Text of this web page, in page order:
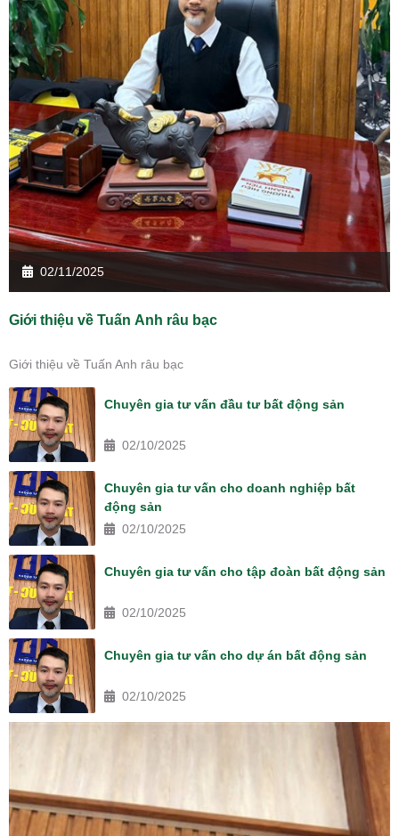
02/11/2025
Giới thiệu về Tuấn Anh râu bạc
Giới thiệu về Tuấn Anh râu bạc
Chuyên gia tư vấn đầu tư bất động sản
02/10/2025
Chuyên gia tư vấn cho doanh nghiệp bất
động sản
02/10/2025
Chuyên gia tư vấn cho tập đoàn bất động sản
02/10/2025
Chuyên gia tư vấn cho dự án bất động sản
02/10/2025